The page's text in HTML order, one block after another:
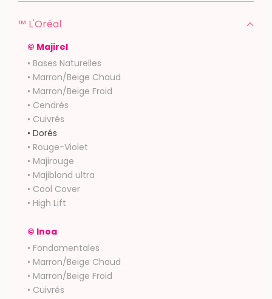
™ L'Oréal
© Majirel
• Bases Naturelles
• Marron/Beige Chaud
• Marron/Beige Froid
• Cendrés
• Cuivrés
• Dorés
• Rouge-Violet
• Majirouge
• Majiblond ultra
• Cool Cover
• High Lift
© Inoa
• Fondamentales
• Marron/Beige Chaud
• Marron/Beige Froid
• Cuivrés